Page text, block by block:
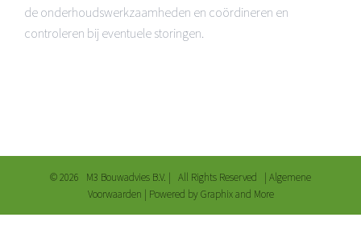
de onderhoudswerkzaamheden en coördineren en
controleren bij eventuele storingen.
©2026 M3 Bouwadvies B.V. | All Rights Reserved | Algemene
Voorwaarden | Powered byGraphix and More